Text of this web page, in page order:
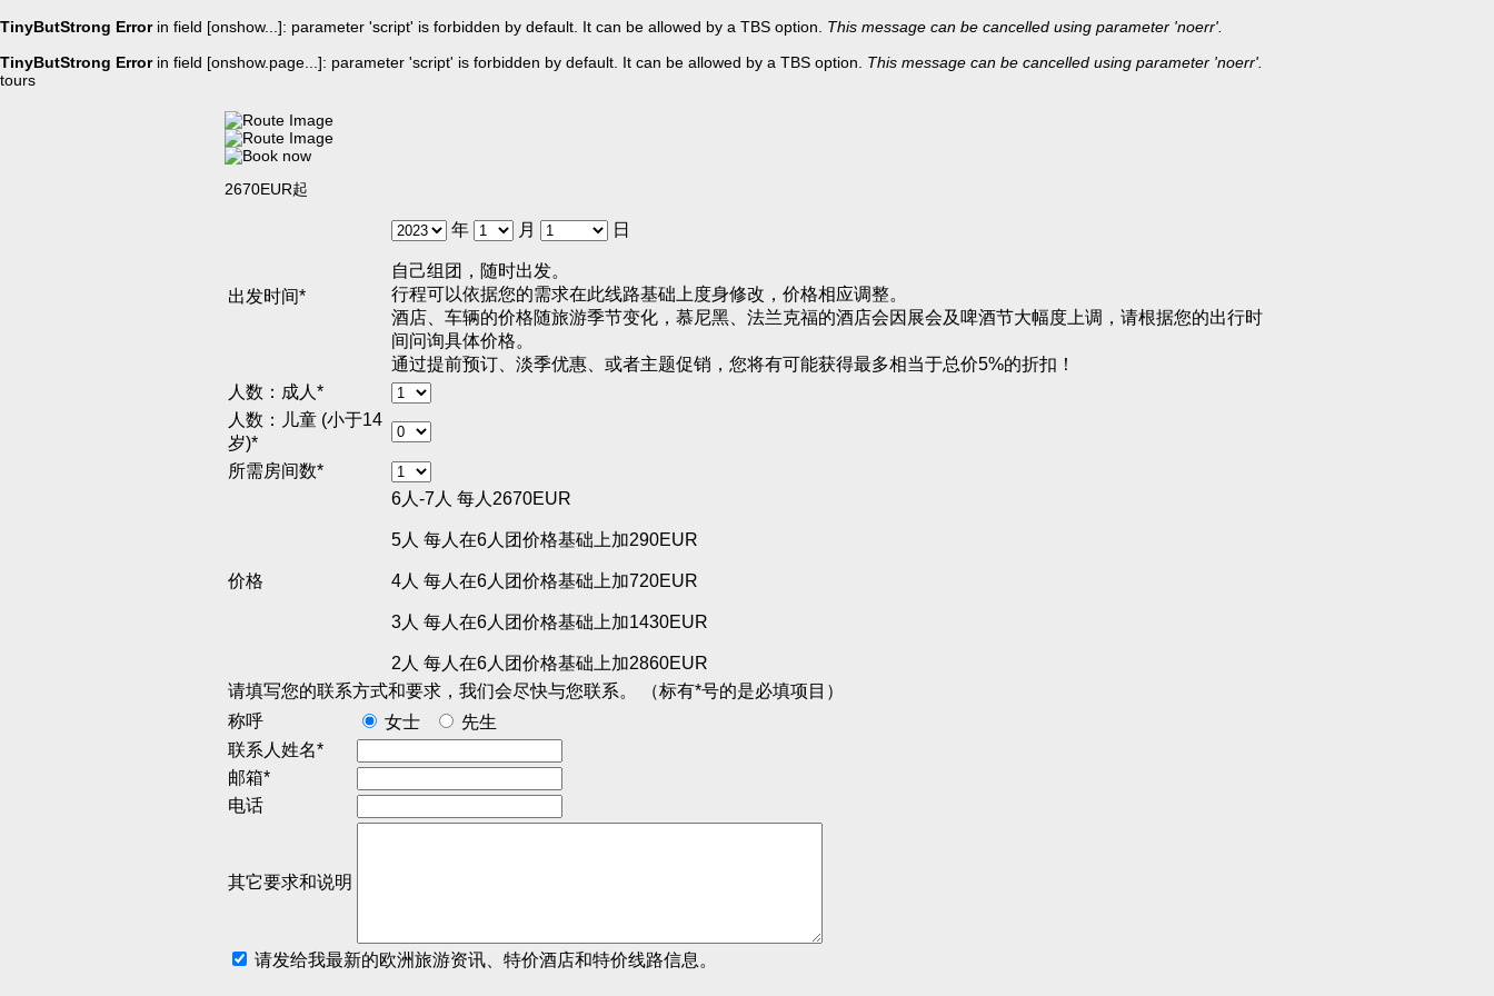
TinyButStrong Errorin field [onshow...]: parameter 'script' is forbidden by default. It can be allowed by a TBS option. This message can be cancelled using parameter 'noerr'.
TinyButStrong Errorin field [onshow.page...]: parameter 'script' is forbidden by default. It can be allowed by a TBS option. This message can be cancelled using parameter 'noerr'.
tours
2670EUR起
出发时间*
年 月 日
自己组团，随时出发。
行程可以依据您的需求在此线路基础上度身修改，价格相应调整。
酒店、车辆的价格随旅游季节变化，慕尼黑、法兰克福的酒店会因展会及啤酒节大幅度上调，请根据您的出行时
间问询具体价格。
通过提前预订、淡季优惠、或者主题促销，您将有可能获得最多相当于总价5%的折扣！
人数：成人*
人数：儿童 (小于14
岁)*
所需房间数*
价格
6人-7人 每人2670EUR
5人 每人在6人团价格基础上加290EUR
4人 每人在6人团价格基础上加720EUR
3人 每人在6人团价格基础上加1430EUR
2人 每人在6人团价格基础上加2860EUR
请填写您的联系方式和要求，我们会尽快与您联系。 （标有*号的是必填项目）
称呼
女士
先生
联系人姓名*
邮箱*
电话
其它要求和说明
请发给我最新的欧洲旅游资讯、特价酒店和特价线路信息。